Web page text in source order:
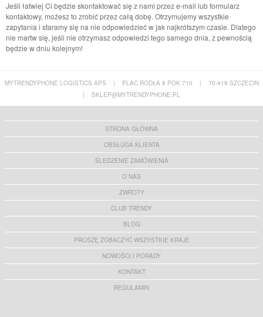
Jeśli łatwiej Ci będzie skontaktować się z nami przez e-mail lub formularz
kontaktowy, możesz to zrobić przez całą dobę. Otrzymujemy wszystkie
zapytania i staramy się na nie odpowiedzieć w jak najkrótszym czasie. Dlatego
nie martw się, jeśli nie otrzymasz odpowiedzi tego samego dnia, z pewnością
będzie w dniu kolejnym!
MYTRENDYPHONE LOGISTICS APS | PLAC RODŁA 8 POK 710 |
70-419 SZCZECIN
|
SKLEP@MYTRENDYPHONE.PL
STRONA GŁÓWNA
OBSŁUGA KLIENTA
ŚLEDZENIE ZAMÓWIENIA
O NAS
ZWROTY
CLUB TRENDY
BLOG
PROSZĘ ZOBACZYĆ WSZYSTKIE KRAJE
NOWOŚCI I PORADY
KONTAKT
REGULAMIN